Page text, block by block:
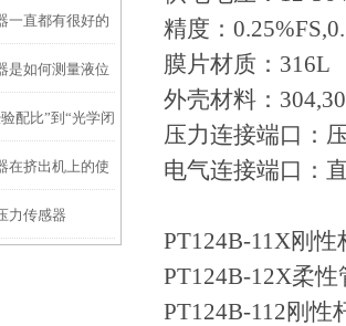
一直都有很好的
是如何测量液位
配比”到“光学闭
在挤出机上的使
力传感器
精度：
膜片材质： 316L
外壳材料：
压力连接端口：
电气连接端口：
PT124B-11X刚
PT124B-12X柔
PT124B-112刚